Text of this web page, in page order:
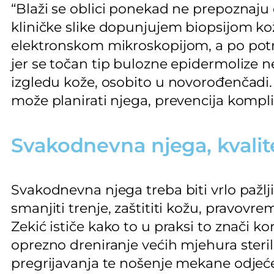
“Blaži se oblici ponekad ne
kliničke slike dopunjujem biopsijom
elektronskom mikroskopijom, a po
jer se točan tip bulozne epidermolize
izgledu kože, osobito u
može planirati njega, prevencija
Svakodnevna njega,
Svakodnevna njega treba biti vrlo
smanjiti trenje, zaštititi kožu,
Zekić ističe kako to u praksi to znači
oprezno dreniranje većih mjehura
pregrijavanja te nošenje mekane